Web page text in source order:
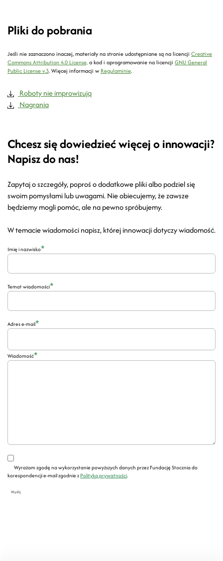
Pliki do pobrania
Jeśli nie zaznaczono inaczej, materiały na stronie udostępniane są na licencji Creative
Commons Attribution 4.0 License,a kod i oprogramowanie na licencji GNU General
Public License v.3.Więcej informacji w Regulaminie.
Roboty nie improwizują
Nagrania
Chcesz się dowiedzieć więcej o innowacji?
Napisz do nas!
Zapytaj o szczegóły, poproś o dodatkowe pliki albo podziel się
swoim pomysłami lub uwagami. Nie obiecujemy, że zawsze
będziemy mogli pomóc, ale na pewno spróbujemy.
W temacie wiadomości napisz, której innowacji dotyczy wiadomość.
Imię i nazwisko*
Temat wiadomości*
Adres e-mail*
Wiadomość*
Wyrażam zgodę na wykorzystanie powyższych danych przez Fundację Stocznia do
korespondencji e-mail zgodnie z Polityką prywatności.
Wyślij